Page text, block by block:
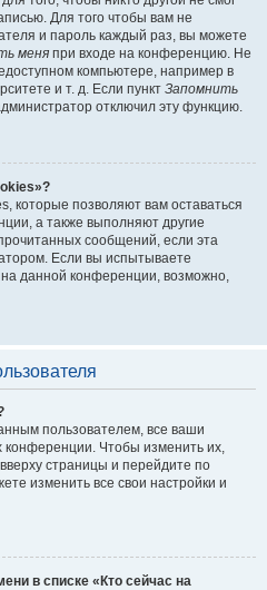
Для того чтобы вам не
и пароль каждый раз, вы можете
меня при входе на конференцию. Не
компьютере, например в
и т. д. Если пункт Запомнить
отключил эту функцию.
которые позволяют вам оставаться
а также выполняют другие
сообщений, если эта
Если вы испытываете
данной конференции, возможно,
пользователем, все ваши
конференции. Чтобы изменить их,
страницы и перейдите по
изменить все свои настройки и
в списке «Кто сейчас на